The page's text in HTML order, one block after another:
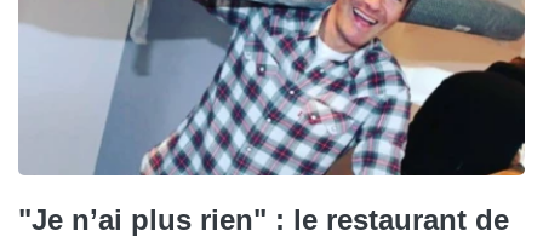
"Je n’ai plus rien" : le restaurant de